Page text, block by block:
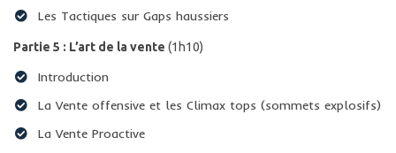
​Les Tactiques sur Gaps haussiers
Partie 5 : L’art de la vente (1h10)
Introduction
La Vente offensive et les Climax tops (sommets explosifs)
La Vente Proactive